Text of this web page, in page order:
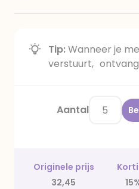
Tip:Wanneer je
verstuurt,
Aantal
Originele prijs
32,45